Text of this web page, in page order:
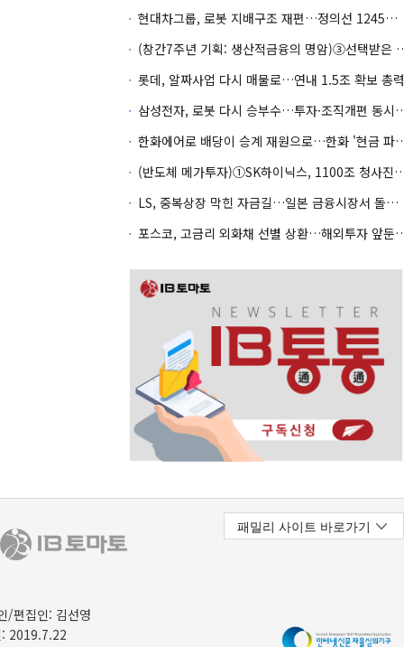
현대차그룹, 로봇 지배구조 재편…정의선 1245억 추가 투입 유력
(창간7주년 기획: 생산적
롯데, 알짜사업 다시 매물로…연내 1.5조 확보 총력
삼성전자, 로봇 다시 승
한화에어로 배당이 승계 재
(반도체 메가투자)①SK하이닉스,
LS, 중복상장 막힌 자금길…일본 금융시장서 돌파구 찾나
포스코, 고금리 외화채
/편집인: 김선영
2019.7.22